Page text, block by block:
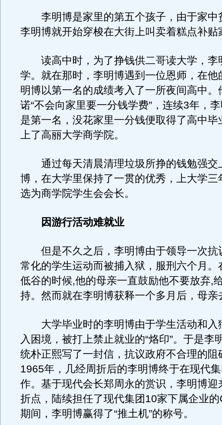
李明博是家里的第五个孩子，由于家中
李明博就开始穿梭在大街上叫卖着糕点补贴
读高中时，为了挣钱供二哥读大学，李
学。就在那时，李明博遇到一位恩师，在他
明博以第一名的成绩考入了一所夜间高中。
诺“不会向家里要一分钱学费”，连续3年，
是第一名，没花家里一分钱便取得了高中毕
上了高丽大学商学院。
通过每天清晨清理垃圾所挣的钱勉强交
博，在大学里保持了一贯的优秀，上大学三
选为商学院学生会会长。
因游行活动难就业
但是不久之后，李明博由于领导一次抗
常化的学生运动而被捕入狱，服刑六个月。
低谷的时候,他的母亲一直鼓励他不要放弃,
持。然而就在李明博获释一个多月后，母亲
大学毕业时的李明博由于学生活动和入
入困境，被打上禁止就业的“烙印”。于是李
统朴正熙写了一封信，抗议政府不合理的阻
1965年，几经周折后的李明博终于在现代
作。基于现代会长郑周永的赏识，李明博迎
折点，陆续担任了现代集团10家下属企业
期间，李明博赢得了“推土机”的称号。